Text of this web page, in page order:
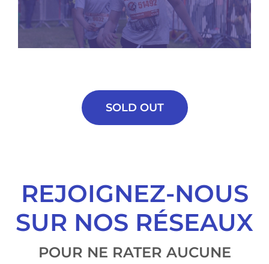
SOLD OUT
REJOIGNEZ-NOUS
SUR NOS RÉSEAUX
POUR NE RATER AUCUNE